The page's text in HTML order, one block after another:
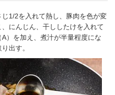
1/2を入れて熱し、豚肉を色が変
にんじん、干ししたけを入れて
）を加え、煮汁が半量程度にな
出す。